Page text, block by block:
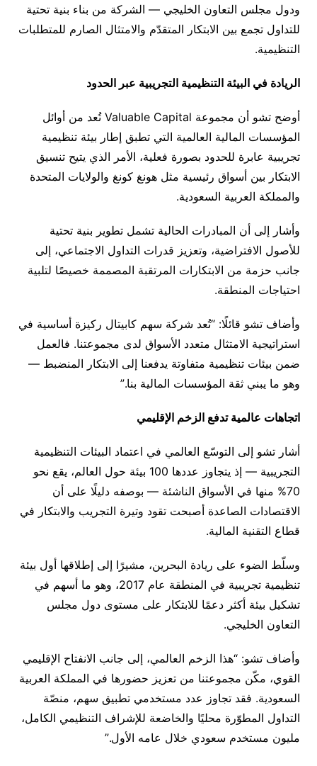
ودول مجلس التعاون الخليجي — الشركة من بناء بنية تحتية
للتداول تجمع بين الابتكار المتقدّم والامتثال الصارم للمتطلبات
التنظيمية.
الريادة في البيئة التنظيمية التجريبية عبر الحدود
أوضح تشو أن مجموعة Valuable Capital تُعد من أوائل
المؤسسات المالية العالمية التي تطبق إطار بيئة تنظيمية
تجريبية عابرة للحدود بصورة فعلية، الأمر الذي يتيح تنسيق
الابتكار بين أسواق رئيسية مثل هونغ كونغ والولايات المتحدة
والمملكة العربية السعودية.
وأشار إلى أن المبادرات الحالية تشمل تطوير بنية تحتية
للأصول الافتراضية، وتعزيز قدرات التداول الاجتماعي، إلى
جانب حزمة من الابتكارات المرتقبة المصممة خصيصًا لتلبية
احتياجات المنطقة.
وأضاف تشو قائلًا: “تُعد شركة سهم كابيتال ركيزة أساسية في
استراتيجية الامتثال متعدد الأسواق لدى مجموعتنا. فالعمل
ضمن بيئات تنظيمية متفاوتة يدفعنا إلى الابتكار المنضبط —
وهو ما يبني ثقة المؤسسات المالية بنا.”
اتجاهات عالمية تدفع الزخم الإقليمي
أشار تشو إلى التوسّع العالمي في اعتماد البيئات التنظيمية
التجريبية — إذ يتجاوز عددها 100 بيئة حول العالم، يقع نحو
70% منها في الأسواق الناشئة — بوصفه دليلًا على أن
الاقتصادات الصاعدة أصبحت تقود وتيرة التجريب والابتكار في
قطاع التقنية المالية.
وسلّط الضوء على ريادة البحرين، مشيرًا إلى إطلاقها أول بيئة
تنظيمية تجريبية في المنطقة عام 2017، وهو ما أسهم في
تشكيل بيئة أكثر دعمًا للابتكار على مستوى دول مجلس
التعاون الخليجي.
وأضاف تشو: “هذا الزخم العالمي، إلى جانب الانفتاح الإقليمي
القوي، مكّن مجموعتنا من تعزيز حضورها في المملكة العربية
السعودية. فقد تجاوز عدد مستخدمي تطبيق سهم، منصّة
التداول المطوّرة محليًا والخاضعة للإشراف التنظيمي الكامل،
مليون مستخدم سعودي خلال عامه الأول.”